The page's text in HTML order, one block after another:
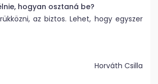
hogyan osztaná be?
az biztos. Lehet, hogy egyszer
Horváth Csilla